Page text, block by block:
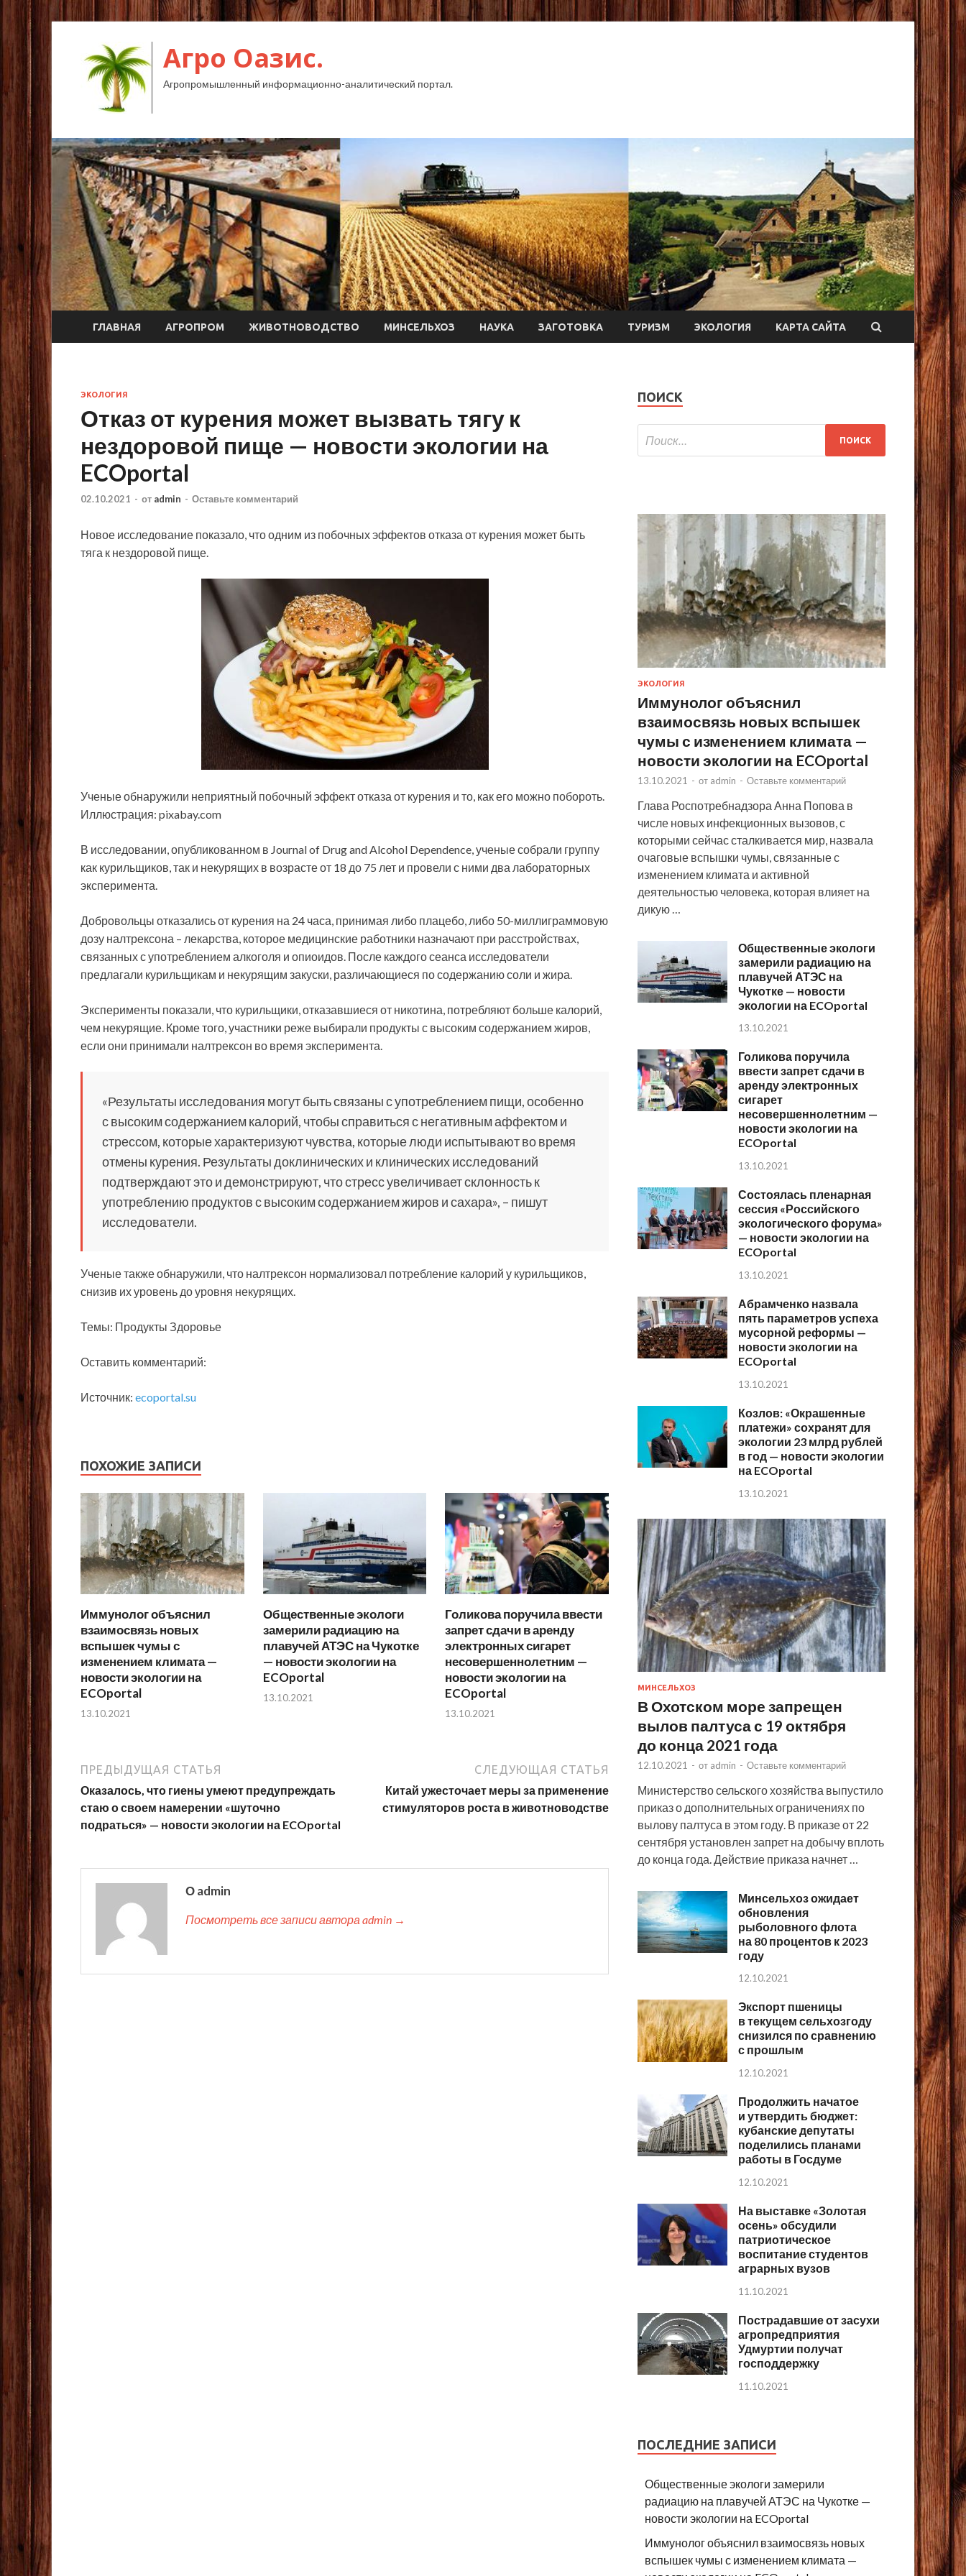
Агро Оазис.
Агропромышленный информационно-аналитический портал.
ГЛАВНАЯ АГРОПРОМ ЖИВОТНОВОДСТВО МИНСЕЛЬХОЗ НАУКА ЗАГОТОВКА ТУРИЗМ ЭКОЛОГИЯ КАРТА САЙТА
ЭКОЛОГИЯ
Отказ от курения может вызвать тягу к
нездоровой пище — новости экологии на
ECOportal
02.10.2021 - от admin - Оставьте комментарий
Новое исследование показало, что одним из побочных эффектов отказа от курения может быть
тяга к нездоровой пище.
Ученые обнаружили неприятный побочный эффект отказа от курения и то, как его можно побороть.
Иллюстрация: pixabay.com
В исследовании, опубликованном в Journal of Drug and Alcohol Dependence, ученые собрали группу
как курильщиков, так и некурящих в возрасте от 18 до 75 лет и провели с ними два лабораторных
эксперимента.
Добровольцы отказались от курения на 24 часа, принимая либо плацебо, либо 50-миллиграммовую
дозу налтрексона – лекарства, которое медицинские работники назначают при расстройствах,
связанных с употреблением алкоголя и опиоидов. После каждого сеанса исследователи
предлагали курильщикам и некурящим закуски, различающиеся по содержанию соли и жира.
Эксперименты показали, что курильщики, отказавшиеся от никотина, потребляют больше калорий,
чем некурящие. Кроме того, участники реже выбирали продукты с высоким содержанием жиров,
если они принимали налтрексон во время эксперимента.
«Результаты исследования могут быть связаны с употреблением пищи, особенно
с высоким содержанием калорий, чтобы справиться с негативным аффектом и
стрессом, которые характеризуют чувства, которые люди испытывают во время
отмены курения. Результаты доклинических и клинических исследований
подтверждают это и демонстрируют, что стресс увеличивает склонность к
употреблению продуктов с высоким содержанием жиров и сахара», – пишут
исследователи.
Ученые также обнаружили, что налтрексон нормализовал потребление калорий у курильщиков,
снизив их уровень до уровня некурящих.
Темы: Продукты Здоровье
Оставить комментарий:
Источник: ecoportal.su
ПОХОЖИЕ ЗАПИСИ
Иммунолог объяснил
взаимосвязь новых
вспышек чумы с
изменением климата —
новости экологии на
ECOportal
13.10.2021
Общественные экологи
замерили радиацию на
плавучей АТЭС на Чукотке
— новости экологии на
ECOportal
13.10.2021
Голикова поручила ввести
запрет сдачи в аренду
электронных сигарет
несовершеннолетним —
новости экологии на
ECOportal
13.10.2021
ПРЕДЫДУЩАЯ СТАТЬЯ
Оказалось, что гиены умеют предупреждать
стаю о своем намерении «шуточно
подраться» — новости экологии на ECOportal
СЛЕДУЮЩАЯ СТАТЬЯ
Китай ужесточает меры за применение
стимуляторов роста в животноводстве
О admin
Посмотреть все записи автора admin →
ПОИСК
ЭКОЛОГИЯ
Иммунолог объяснил
взаимосвязь новых вспышек
чумы с изменением климата —
новости экологии на ECOportal
13.10.2021 - от admin - Оставьте комментарий
Глава Роспотребнадзора Анна Попова в
числе новых инфекционных вызовов, с
которыми сейчас сталкивается мир, назвала
очаговые вспышки чумы, связанные с
изменением климата и активной
деятельностью человека, которая влияет на
дикую …
Общественные экологи
замерили радиацию на
плавучей АТЭС на
Чукотке — новости
экологии на ECOportal
13.10.2021
Голикова поручила
ввести запрет сдачи в
аренду электронных
сигарет
несовершеннолетним —
новости экологии на
ECOportal
13.10.2021
Состоялась пленарная
сессия «Российского
экологического форума»
— новости экологии на
ECOportal
13.10.2021
Абрамченко назвала
пять параметров успеха
мусорной реформы —
новости экологии на
ECOportal
13.10.2021
Козлов: «Окрашенные
платежи» сохранят для
экологии 23 млрд рублей
в год — новости экологии
на ECOportal
13.10.2021
МИНСЕЛЬХОЗ
В Охотском море запрещен
вылов палтуса с 19 октября
до конца 2021 года
12.10.2021 - от admin - Оставьте комментарий
Министерство сельского хозяйства выпустило
приказ о дополнительных ограничениях по
вылову палтуса в этом году. В приказе от 22
сентября установлен запрет на добычу вплоть
до конца года. Действие приказа начнет …
Минсельхоз ожидает
обновления
рыболовного флота
на 80 процентов к 2023
году
12.10.2021
Экспорт пшеницы
в текущем сельхозгоду
снизился по сравнению
с прошлым
12.10.2021
Продолжить начатое
и утвердить бюджет:
кубанские депутаты
поделились планами
работы в Госдуме
12.10.2021
На выставке «Золотая
осень» обсудили
патриотическое
воспитание студентов
аграрных вузов
11.10.2021
Пострадавшие от засухи
агропредприятия
Удмуртии получат
господдержку
11.10.2021
ПОСЛЕДНИЕ ЗАПИСИ
Общественные экологи замерили
радиацию на плавучей АТЭС на Чукотке —
новости экологии на ECOportal
Иммунолог объяснил взаимосвязь новых
вспышек чумы с изменением климата —